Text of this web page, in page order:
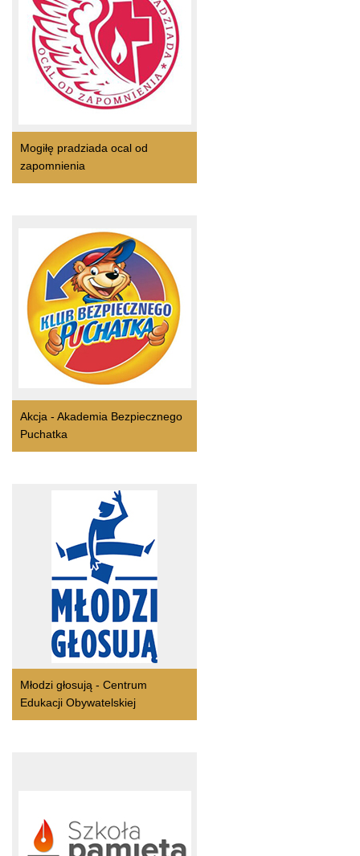
Mogiłę pradziada ocal od
zapomnienia
Akcja - Akademia Bezpiecznego
Puchatka
Młodzi głosują - Centrum
Edukacji Obywatelskiej